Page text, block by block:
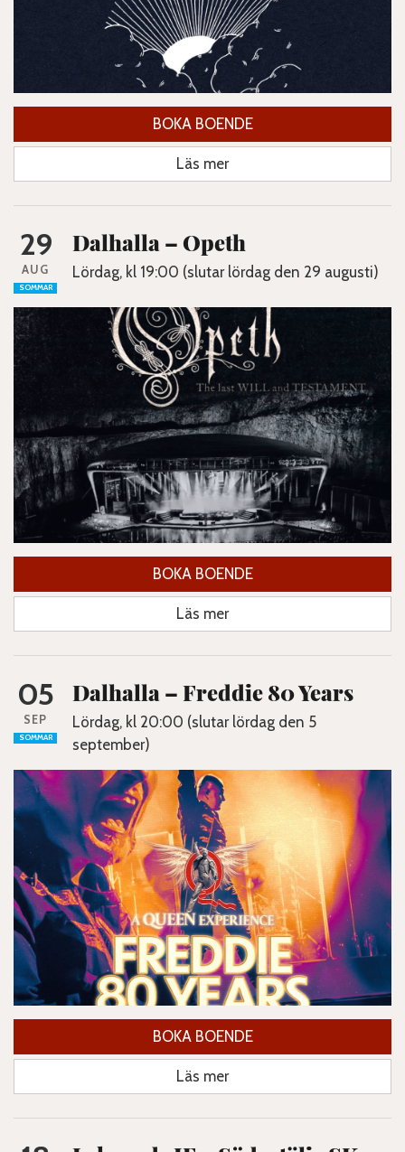
BOKA BOENDE
Läs mer
29
AUG
SOMMAR
Dalhalla – Opeth
Lördag, kl 19:00 (slutar lördag den 29 augusti)
BOKA BOENDE
Läs mer
05
SEP
SOMMAR
Dalhalla – Freddie 80 Years
Lördag, kl 20:00 (slutar lördag den 5
september)
BOKA BOENDE
Läs mer